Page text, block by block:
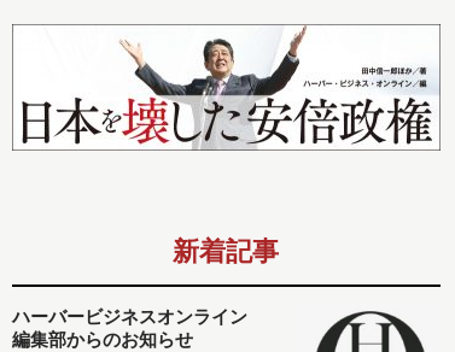
新着記事
ハーバービジネスオンライン
編集部からのお知らせ